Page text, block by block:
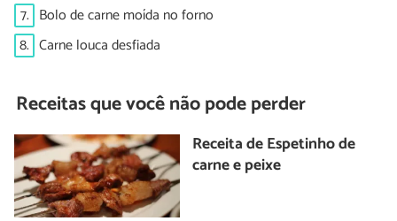
7. Bolo de carne moída no forno
8. Carne louca desfiada
Receitas que você não pode perder
Receita de Espetinho de
carne e peixe